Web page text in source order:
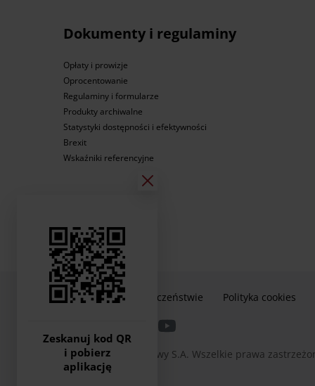
Zeskanuj kod QR
i pobierz
aplikację
Dokumenty i regulaminy
Opłaty i prowizje
Oprocentowanie
Regulaminy i formularze
Produkty archiwalne
Statystyki dostępności i efektywności
Brexit
Wskaźniki referencyjne
Informacje o bezpieczeństwie Polityka cookies
2026 © Bank Pocztowy S.A. Wszelkie prawa